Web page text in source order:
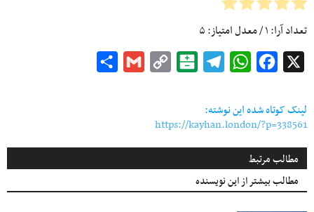
تعداد آرا:۱/ معدل امتیاز:۵
Facebook
WhatsApp
Telegram
Balatarin
Copy
Gmail
لینک کوتاه شده این نوشته:
https://kayhan.london/?p=338561
مطالب مرتبط
مطالب بیشتر از این نویسنده